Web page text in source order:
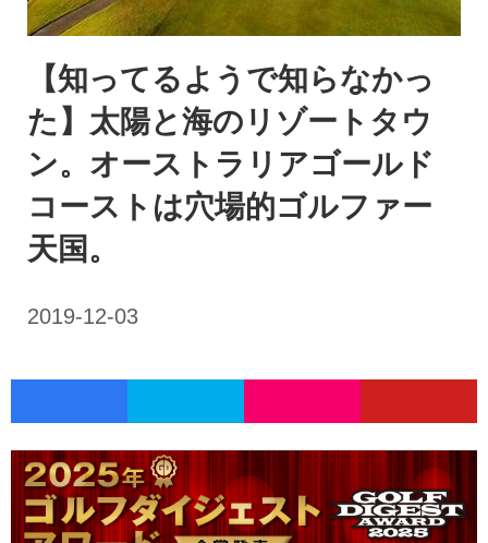
【知ってるようで知らなかっ
た】太陽と海のリゾートタウ
ン。オーストラリアゴールド
コーストは穴場的ゴルファー
天国。